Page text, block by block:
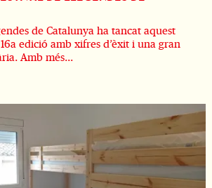
de Catalunya ha tancat aquest
edició amb xifres d’èxit i una gran
Amb més...